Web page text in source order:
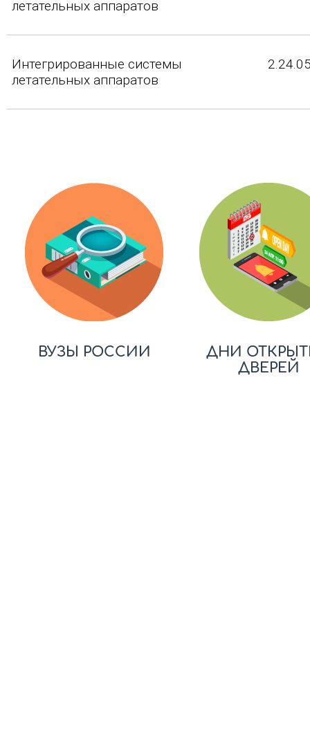
летательных аппаратов
Интегрированные системы
летательных аппаратов
ВУЗЫ РОССИИ
ДНИ
ДВЕРЕЙ